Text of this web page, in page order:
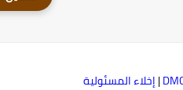
|إخلاء المسئولية